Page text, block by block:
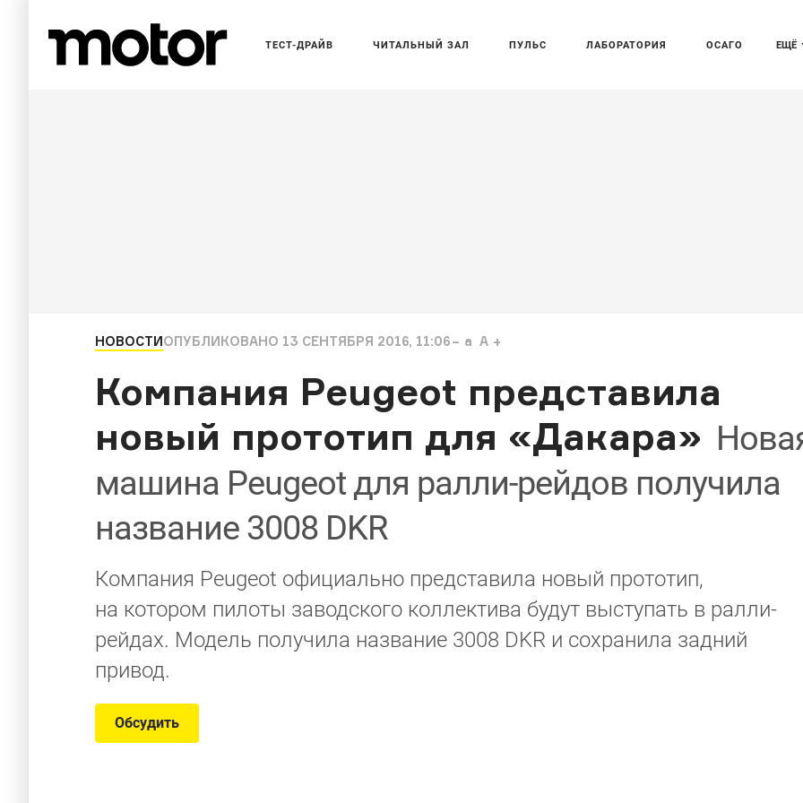
ЕЩЁ
ТЕСТ-ДРАЙВ ЧИТАЛЬНЫЙ ЗАЛ ПУЛЬС ЛАБОРАТОРИЯ ОСАГО
НОВОСТИОПУБЛИКОВАНО 13 СЕНТЯБРЯ 2016, 11:06 a A
Компания Peugeot представила
новый прототип для «Дакара»
машина Peugeot для ралли-рейдов получила
название 3008 DKR
Компания Peugeot официально представила новый прототип,
на котором пилоты заводского коллектива будут выступать в ралли-
рейдах. Модель получила название 3008 DKR и сохранила задний
привод.
Обсудить